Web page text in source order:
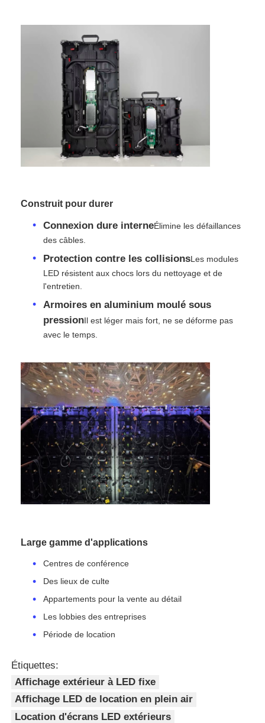
Affichage de mur vidéo LED
écran d'affichage LED
Écran du concert LED
Affichage LED transparent
Panneau d'affichage extérieur à LED
Panneau d'affichage led extérieur
Construit pour durer
Connexion dure interneÉlimine les défaillances
des câbles.
Protection contre les collisionsLes modules
LED résistent aux chocs lors du nettoyage et de
l'entretien.
Armoires en aluminium moulé sous
pressionIl est léger mais fort, ne se déforme pas
avec le temps.
Large gamme d'applications
Centres de conférence
Des lieux de culte
Appartements pour la vente au détail
Les lobbies des entreprises
Période de location
Étiquettes:
Affichage extérieur à LED fixe
Affichage LED de location en plein air
Location d'écrans LED extérieurs